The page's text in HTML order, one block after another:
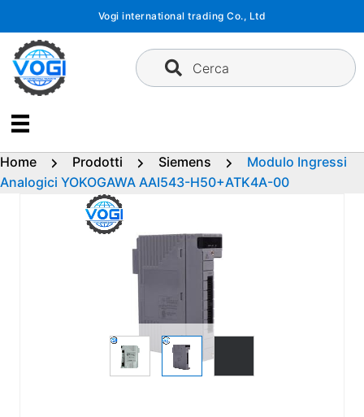
contenuto
Vogi international trading Co., Ltd
Cerca
Home Prodotti Siemens
Modulo Ingressi
Analogici YOKOGAWA AAI543-H50+ATK4A-00